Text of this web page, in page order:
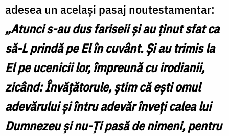
adesea un același pasaj noutestamentar:
„Atunci s-au dus fariseii şi au ţinut sfat ca
să-L prindă pe El în cuvânt. Şi au trimis la
El pe ucenicii lor, împreună cu irodianii,
zicând: Învăţătorule, ştim că eşti omul
adevărului şi întru adevăr înveţi calea lui
Dumnezeu şi nu-Ţi pasă de nimeni, pentru